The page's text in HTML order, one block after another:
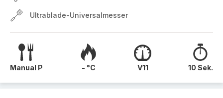
Ultrablade-Universalmesser
Manual P - °C V11 10 Sek.